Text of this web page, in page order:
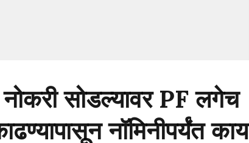
सोडल्यावर PF लगेच
नॉमिनीपर्यंत काय